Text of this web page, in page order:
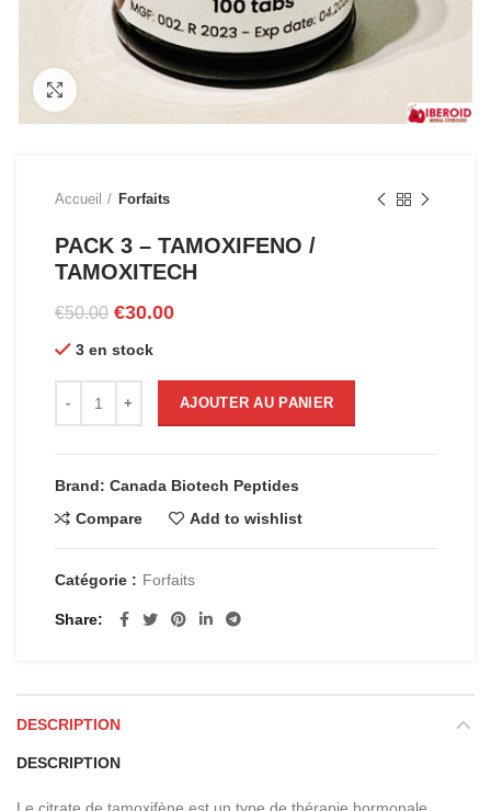
Click to enlarge
Accueil Forfaits
PACK 3 – TAMOXIFENO /
TAMOXITECH
€50.00 Le
initial
était :
€50.00.
€30.00Le
est :
€30.00.
3 en stock
AJOUTER AU PANIER
Brand: Canada Biotech Peptides
Compare
Add to wishlist
Catégorie : Forfaits
Share
DESCRIPTION
DESCRIPTION